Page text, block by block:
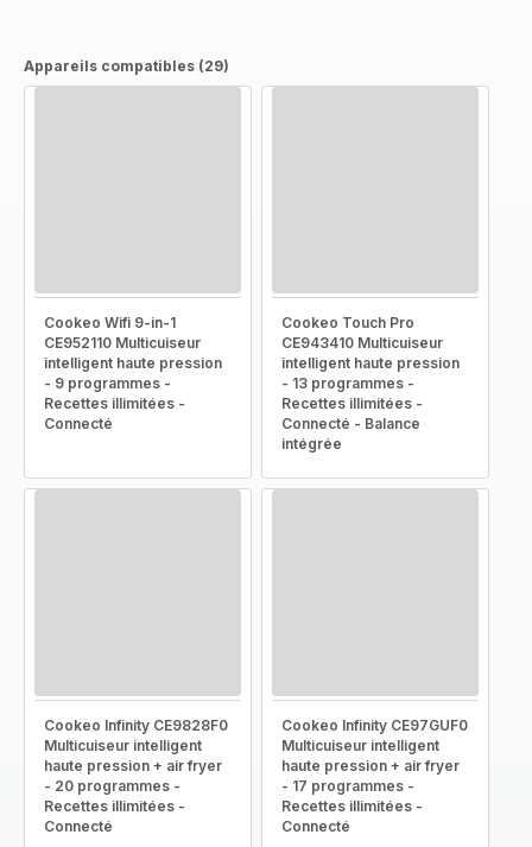
Appareils compatibles (29)
Cookeo Wifi 9-in-1
CE952110 Multicuiseur
intelligent haute pression
- 9 programmes -
Recettes illimitées -
Connecté
Cookeo Touch Pro
CE943410 Multicuiseur
intelligent haute pression
- 13 programmes -
Recettes illimitées -
Connecté - Balance
intégrée
Cookeo Infinity CE9828F0
Multicuiseur intelligent
haute pression + air fryer
- 20 programmes -
Recettes illimitées -
Connecté
Cookeo Infinity CE97GUF0
Multicuiseur intelligent
haute pression + air fryer
- 17 programmes -
Recettes illimitées -
Connecté